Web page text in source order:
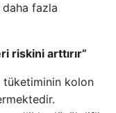
fazla
riskini arttırır”
tüketiminin kolon